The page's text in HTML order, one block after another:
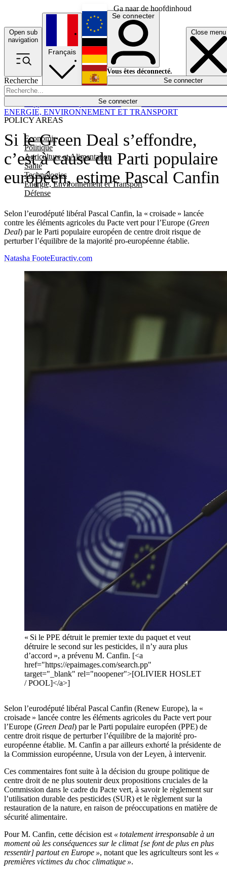
Ga naar de hoofdinhoud
Open sub
navigation
Close menu
Recherche
Se connecter
POLICY AREAS
Economie
Politique
Agriculture et Alimentation
Santé
Technologies
Energie, Environnement et Transport
Défense
Économie
Français
English
Deutsch
Español
Se connecter
Vous êtes déconnecté.
Se connecter
Si le Green Deal s’effondre,
c’est à cause du Parti populaire
européen, estime Pascal Canfin
Selon l’eurodéputé libéral Pascal Canfin, la « croisade » lancée
contre les éléments agricoles du Pacte vert pour l’Europe (Green
Deal) par le Parti populaire européen de centre droit risque de
perturber l’équilibre de la majorité pro-européenne établie.
ENERGIE, ENVIRONNEMENT ET TRANSPORT
Natasha FooteEuractiv.com
« Si le PPE détruit le premier texte du paquet et veut
détruire le second sur les pesticides, il n’y aura plus
d’accord », a prévenu M. Canfin. [<a
href="https://epaimages.com/search.pp"
target="_blank" rel="noopener">[OLIVIER HOSLET
/ POOL]</a>]
Selon l’eurodéputé libéral Pascal Canfin (Renew Europe), la «
croisade » lancée contre les éléments agricoles du Pacte vert pour
l’Europe (Green Deal) par le Parti populaire européen (PPE) de
centre droit risque de perturber l’équilibre de la majorité pro-
européenne établie. M. Canfin a par ailleurs exhorté la présidente de
la Commission européenne, Ursula von der Leyen, à intervenir.
Ces commentaires font suite à la décision du groupe politique de
centre droit de ne plus soutenir deux propositions cruciales de la
Commission dans le cadre du Pacte vert, à savoir le règlement sur
l’utilisation durable des pesticides (SUR) et le règlement sur la
restauration de la nature, en raison de préoccupations en matière de
sécurité alimentaire.
Pour M. Canfin, cette décision est « totalement irresponsable à un
moment où les conséquences sur le climat [se font de plus en plus
ressentir] partout en Europe », notant que les agriculteurs sont les «
premières victimes du choc climatique ».